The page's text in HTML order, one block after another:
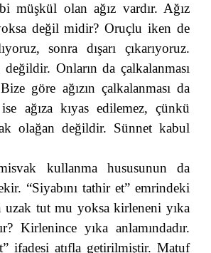
müşkül olan ağız vardır. Ağız
değil midir? Oruçlu iken de
sonra dışarı çıkarıyoruz.
Onların da çalkalanması
göre ağızın çalkalanması da
ağıza kıyas edilemez, çünkü
olağan değildir. Sünnet kabul
kullanma hususunun da
“Siyabını tathir et” emrindeki
uzak tut mu yoksa kirleneni yıka
Kirlenince yıka anlamındadır.
ifadesi atıfla getirilmiştir. Matuf